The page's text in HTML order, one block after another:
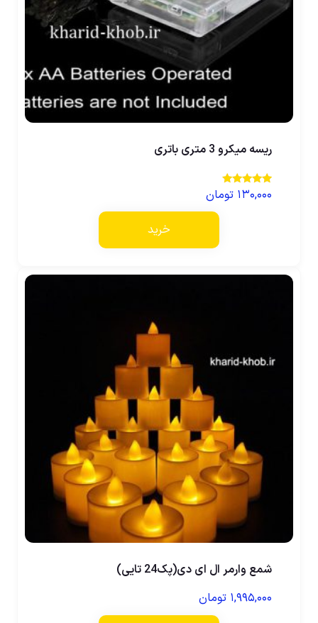
ریسه میکرو 3 متری باتری
نمره
5.00
۱۳۰,۰۰۰ تومان
خرید
شمع وارمر ال ای دی(پک24 تایی)
۱,۹۹۵,۰۰۰ تومان